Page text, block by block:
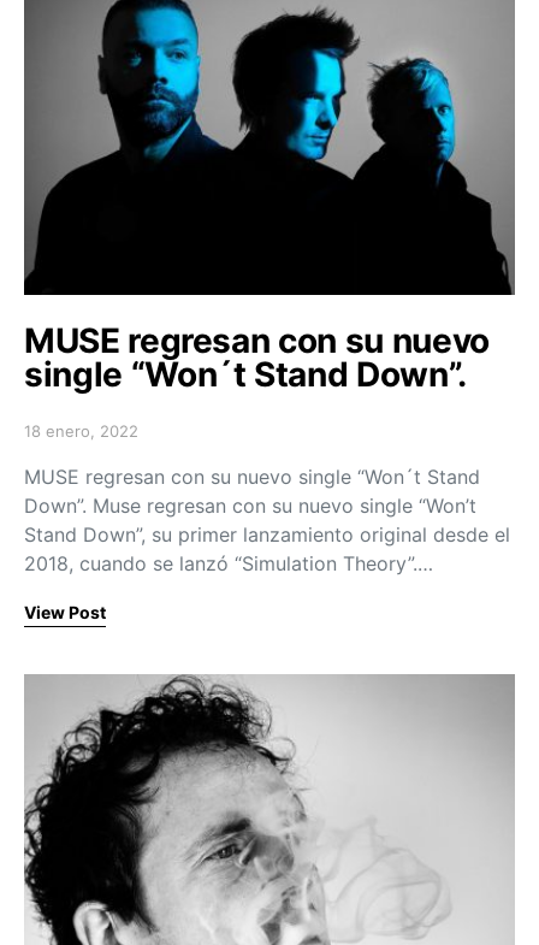
MUSE regresan con su nuevo
single “Won´t Stand Down”.
Posted on
18 enero, 2022
MUSE regresan con su nuevo single “Won´t Stand
Down”. Muse regresan con su nuevo single “Won’t
Stand Down”, su primer lanzamiento original desde el
2018, cuando se lanzó “Simulation Theory”.…
View Post